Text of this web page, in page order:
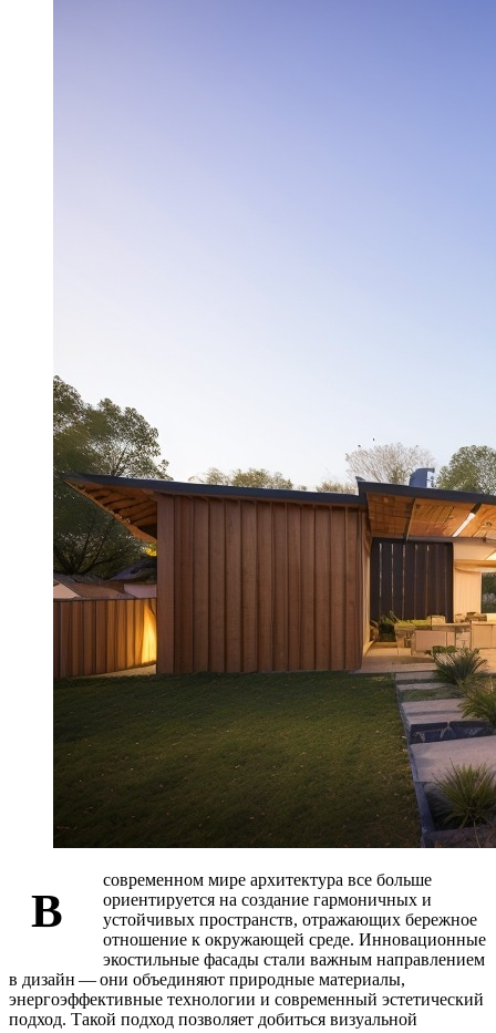
В
современном мире архитектура все больше
ориентируется на создание гармоничных и
устойчивых пространств, отражающих бережное
отношение к окружающей среде. Инновационные
экостильные фасады стали важным направлением
в дизайн — они объединяют природные материалы,
энергоэффективные технологии и современный эстетический
подход. Такой подход позволяет добиться визуальной